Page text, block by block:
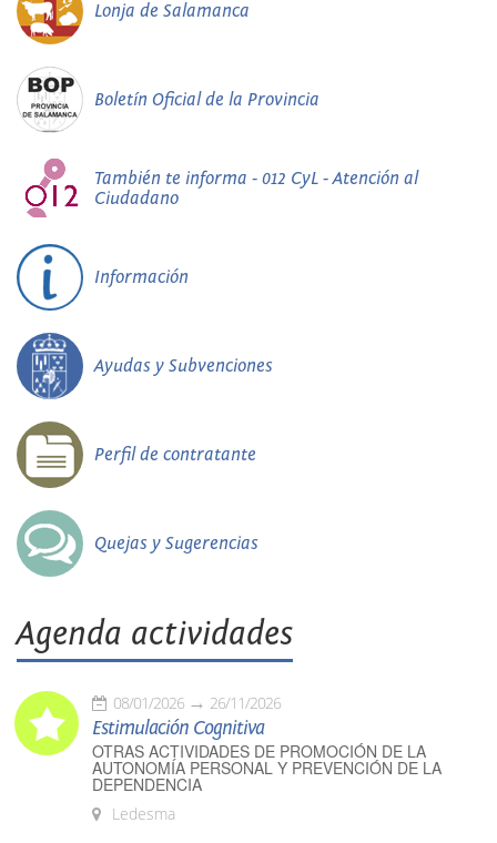
Lonja de Salamanca
Boletín Oficial de la Provincia
También te informa - 012 CyL - Atención al
Ciudadano
Información
Ayudas y Subvenciones
Perfil de contratante
Quejas y Sugerencias
Agenda actividades
08/01/2026 26/11/2026
Estimulación Cognitiva
OTRAS ACTIVIDADES DE PROMOCIÓN DE LA
AUTONOMÍA PERSONAL Y PREVENCIÓN DE LA
DEPENDENCIA
Ledesma